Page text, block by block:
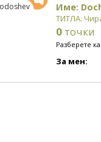
Име:
ТИТЛА:
0 точки
Разберете
За мен: